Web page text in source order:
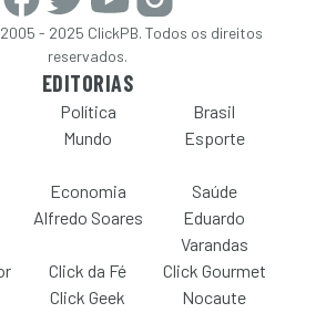
- 2025 ClickPB. Todos os direitos
reservados.
EDITORIAS
Política
Brasil
Mundo Esporte
Economia
Saúde
Alfredo Soares
Eduardo
Varandas
Click da Fé
Click Gourmet
Click Geek Nocaute